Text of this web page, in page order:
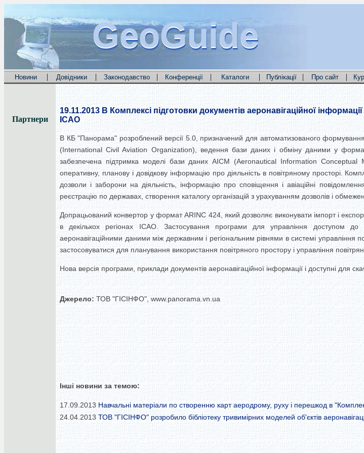
GeoGuide
GeoGuide
GeoGuide
Новини | Довідники | Законодавство | Конференції | Каталоги | Публікації | Про сайт |
Партнери
19.11.2013 В Комплексі підготовки документів аеронавігаційної
ICAO
В КБ "Панорама" розроблений версії 5.0, призначений для автоматизованого формування
(International Civil Aviation Organization), ведення бази даних і обміну даними у
забезпечена підтримка моделі бази даних AICM (Aeronautical Information
оперативну, планову і довідкову інформацію про діяльність в повітряному просторі.
дозволи і заборони на діяльність, інформацію про сповіщення і авіаційні
реєстрацію по державах, створення каталогу організацій з урахуванням дозволів і
Допрацьований конвертор у формат ARINC 424, який дозволяє виконувати імпорт і
в декількох регіонах ICAO. Застосування програми для управління доступом до
аеронавігаційними даними між державним і регіональним рівнями в системі
застосовуватися для планування використання повітряного простору і управління
Нова версія програми, приклади документів аеронавігаційної інформації і доступні для
Джерело: ТОВ "ГІСІНФО", www.panorama.vn.ua
Інші новини за темою:
17.09.2013 Навчальні матеріали по створенню карт аеродрому, руху і перешкод в
24.04.2013 ТОВ "ГІСІНФО" розробило бібліотеку тривимірних моделей об'єктів